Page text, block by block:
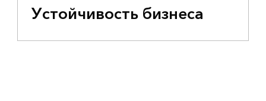
Устойчивость бизнеса